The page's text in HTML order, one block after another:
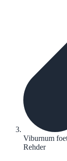
Viburnum
Rehder